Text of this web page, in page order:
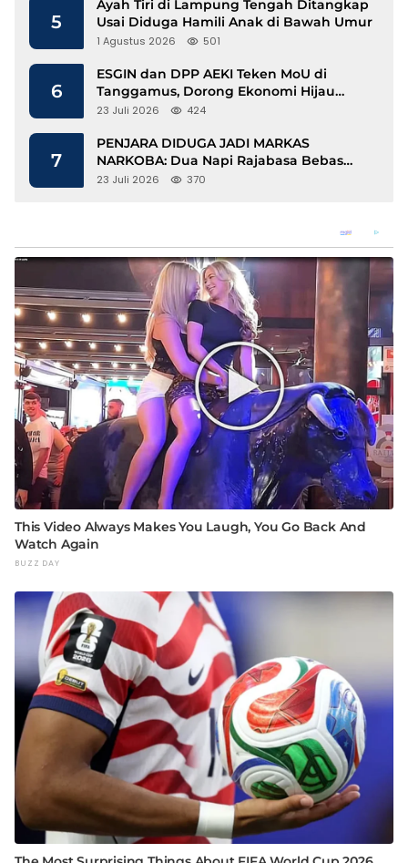
5
Ayah Tiri di Lampung Tengah Ditangkap
Usai Diduga Hamili Anak di Bawah Umur
1 Agustus 2026 501
6
ESGIN dan DPP AEKI Teken MoU di
Tanggamus, Dorong Ekonomi Hijau
Berbasis Kopi dan Perdagangan Karbon
23 Juli 2026 424
7
PENJARA DIDUGA JADI MARKAS
NARKOBA: Dua Napi Rajabasa Bebas
Gunakan HP, Muncul Dugaan
23 Juli 2026 370